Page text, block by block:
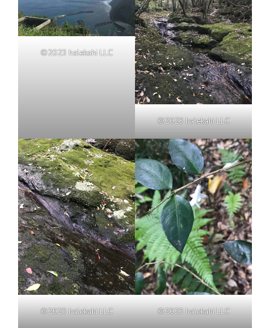
©2023 halekahi LLC
©2023 halekahi LLC
©2023 halekahi LLC ©2023 halekahi LLC